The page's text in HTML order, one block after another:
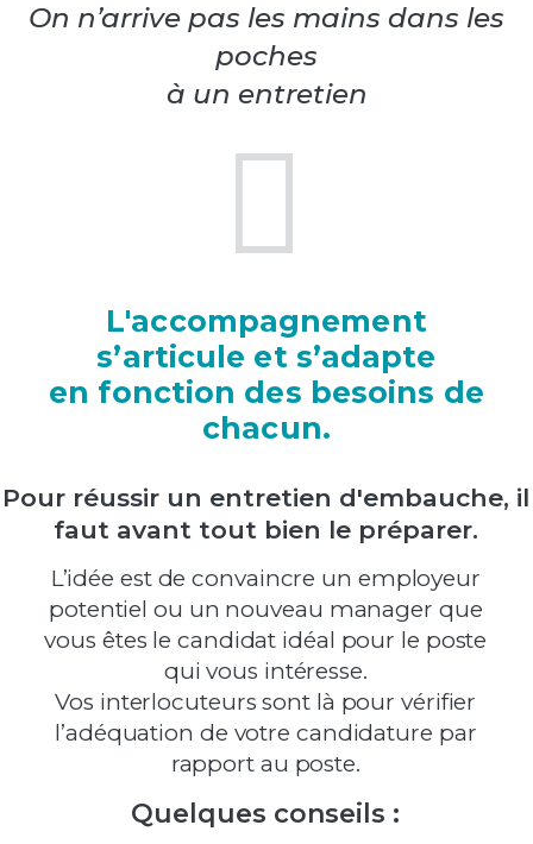
On n’arrive pas les mains dans les
poches
à un entretien
L'accompagnement
s’articule et s’adapte
en fonction des besoins de
chacun.
Pour réussir un entretien d'embauche, il
faut avant tout bien le préparer.
L’idée est de convaincre un employeur
potentiel ou un nouveau manager que
vous êtes le candidat idéal pour le poste
qui vous intéresse.
Vos interlocuteurs sont là pour vérifier
l’adéquation de votre candidature par
rapport au poste.
Quelques conseils :